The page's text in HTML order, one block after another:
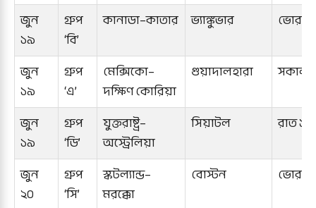
জুন
১৯
গ্রুপ
‘বি’
কানাডা–কাতার ভ্যাঙ্কুভার ভোর
জুন
১৯
গ্রুপ
‘এ’
মেক্সিকো–
দক্ষিণ কোরিয়া
গুয়াদালহারা সকাল
জুন
১৯
গ্রুপ
‘ডি’
যুক্তরাষ্ট্র–
অস্ট্রেলিয়া
সিয়াটল রাত ১টা
জুন
২০
গ্রুপ
‘সি’
স্কটল্যান্ড–
মরক্কো
বোস্টন ভোর